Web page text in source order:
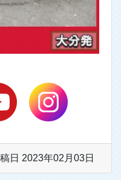
日 2023年02月03日